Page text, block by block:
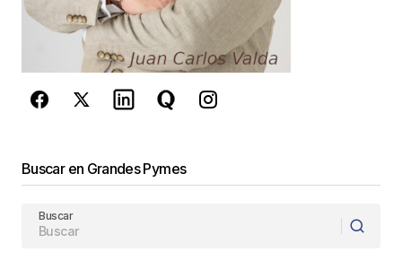
privacidady losTérminos del servicio
de Google se aplican.
Enviar Comentario
Buscar en Grandes Pymes
Buscar